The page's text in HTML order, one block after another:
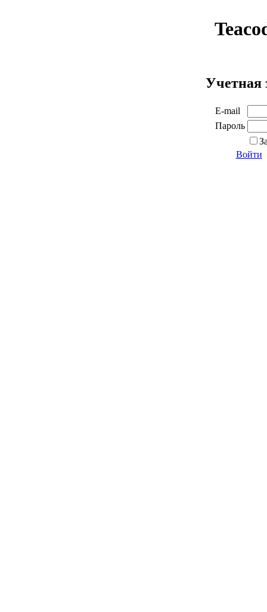
Учетная
E-mail
Пароль
Войти